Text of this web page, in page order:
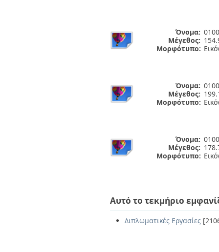
Όνομα:
Μέγεθος:
Μορφότυπο:
Όνομα:
Μέγεθος:
Μορφότυπο:
Όνομα:
Μέγεθος:
Μορφότυπο:
Αυτό το τεκμήριο
Διπλωματικές Εργασίες